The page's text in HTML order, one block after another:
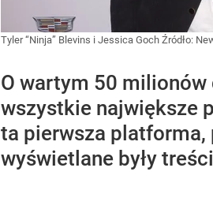
Tyler “Ninja” Blevins i Jessica Goch Źródło:
O wartym 50 milionów
wszystkie największe
ta pierwsza platforma,
wyświetlane były